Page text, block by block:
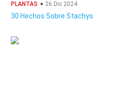
PLANTAS 26 Dic 2024
30 Hechos Sobre Stachys